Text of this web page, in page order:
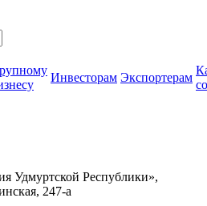
Инвесторам Экспортерам
Удмуртской Республики»,
247-а